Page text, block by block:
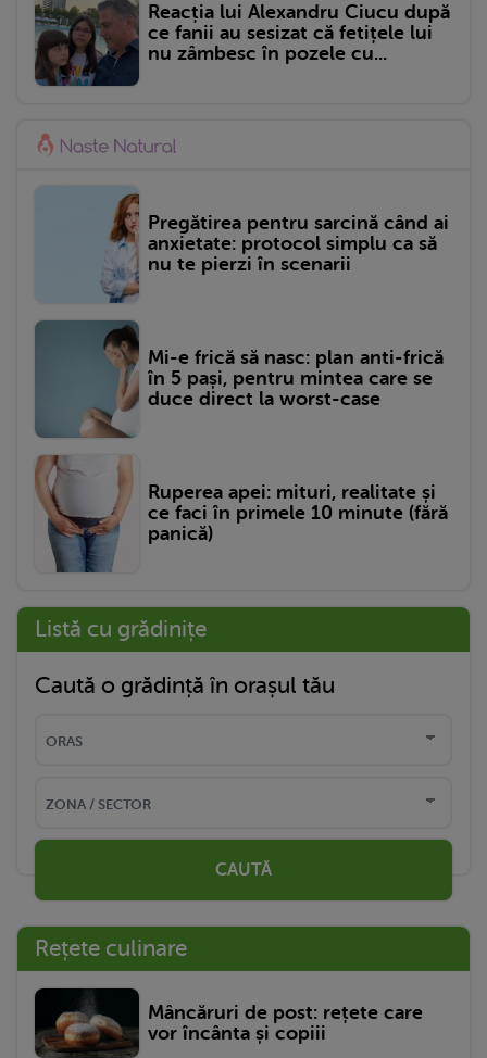
Reacția lui Alexandru Ciucu după
ce fanii au sesizat că fetițele lui
nu zâmbesc în pozele cu...
Pregătirea pentru sarcină când ai
anxietate: protocol simplu ca să
nu te pierzi în scenarii
Mi-e frică să nasc: plan anti-frică
în 5 pași, pentru mintea care se
duce direct la worst-case
Ruperea apei: mituri, realitate și
ce faci în primele 10 minute (fără
panică)
Listă cu grădinițe
Caută o grădință în orașul tău
CAUTĂ
Rețete culinare
Mâncăruri de post: rețete care
vor încânta și copiii